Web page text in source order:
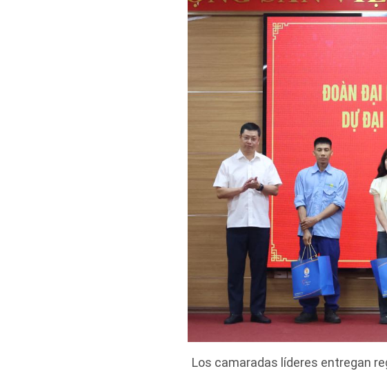
Los camaradas líderes entregan